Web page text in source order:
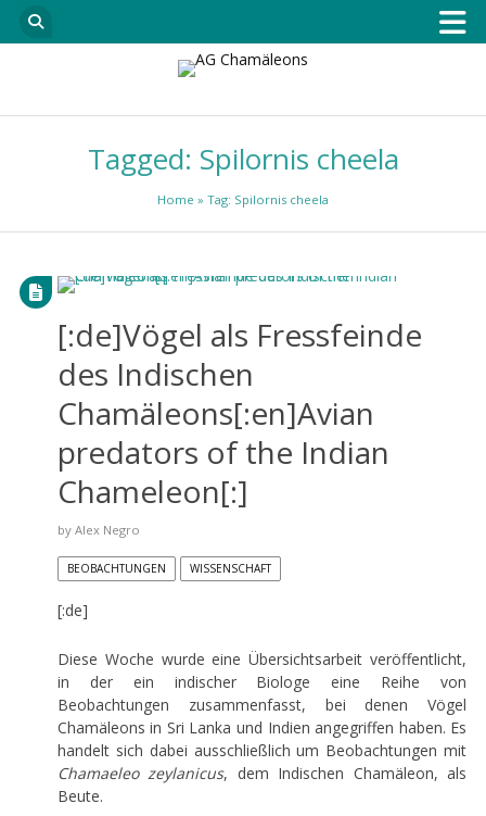
Tagged: Spilornis cheela
Home » Tag: Spilornis cheela
[:de]Vögel als Fressfeinde
des Indischen
Chamäleons[:en]Avian
predators of the Indian
Chameleon[:]
by Alex Negro
BEOBACHTUNGEN WISSENSCHAFT
[:de]
Diese Woche wurde eine Übersichtsarbeit veröffentlicht,
in der ein indischer Biologe eine Reihe von
Beobachtungen zusammenfasst, bei denen Vögel
Chamäleons in Sri Lanka und Indien angegriffen haben. Es
handelt sich dabei ausschließlich um Beobachtungen mit
Chamaeleo zeylanicus, dem Indischen Chamäleon, als
Beute.